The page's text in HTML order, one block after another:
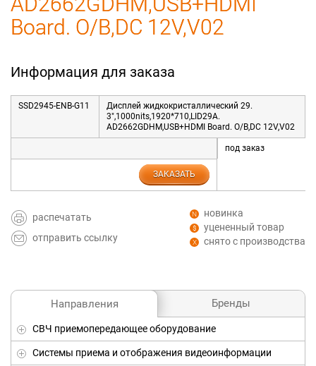
Направления Бренды
СВЧ приемопередающее оборудование
Системы приема и отображения видеоинформации
Board. O/B,DC 12V,V02
Информация для заказа
SSD2945-ENB-G11
Дисплей жидкокристаллический 29.
3",1000nits,1920*710,LID29A.
AD2662GDHM,USB+HDMI Board. O/B,DC 12V,V02
под заказ
ЗАКАЗАТЬ
распечатать
отправить ссылку
новинка
уцененный товар
снято с производства